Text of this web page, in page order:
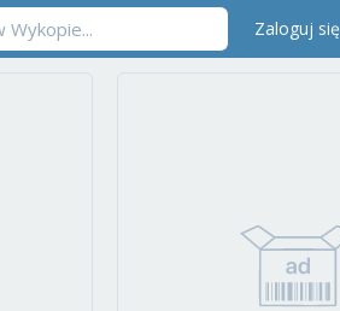
Zaloguj się